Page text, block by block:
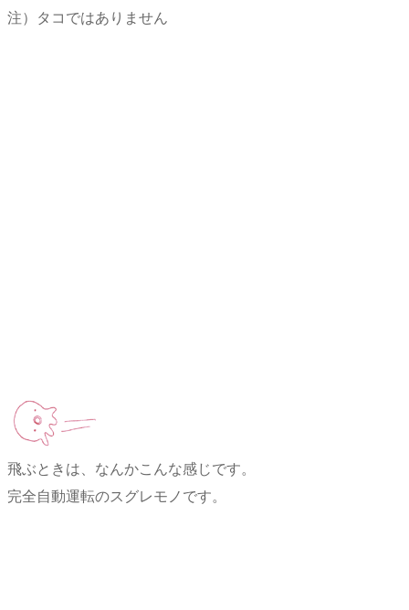
注）タコではありません
飛ぶときは、なんかこんな感じです。
完全自動運転のスグレモノです。